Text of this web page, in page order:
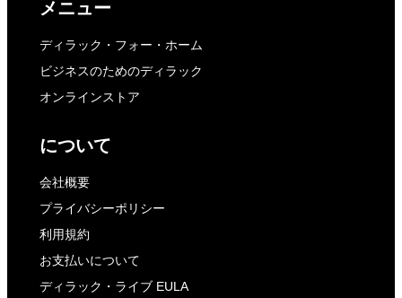
メニュー
ディラック・フォー・ホーム
ビジネスのためのディラック
オンラインストア
について
会社概要
プライバシーポリシー
利用規約
お支払いについて
ディラック・ライブ EULA